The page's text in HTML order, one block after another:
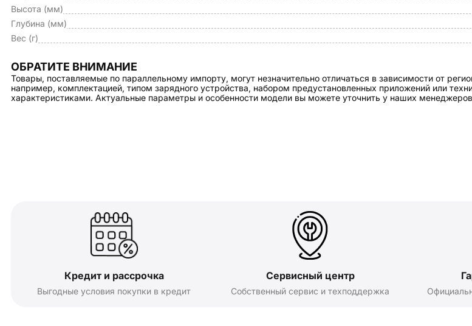
Высота (мм)
Глубина (мм)
Вес (г)
ОБРАТИТЕ ВНИМАНИЕ
Товары, поставляемые по параллельному импорту, могут незначительно отличаться в зависимости от
например, комплектацией, типом зарядного устройства, набором предустановленных приложений или
характеристиками. Актуальные параметры и особенности модели вы можете уточнить у наших
Кредит и рассрочка
Выгодные условия покупки в кредит
Сервисный центр
Собственный сервис и техподдержка